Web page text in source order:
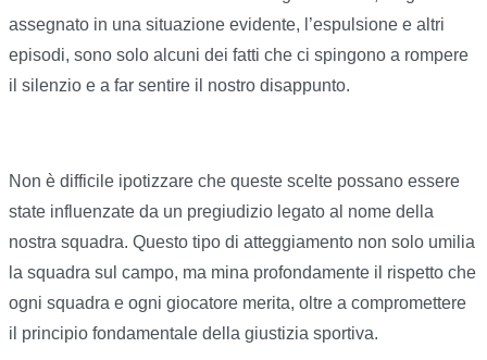
assegnato in una situazione evidente, l’espulsione e altri
episodi, sono solo alcuni dei fatti che ci spingono a rompere
il silenzio e a far sentire il nostro disappunto.
Non è difficile ipotizzare che queste scelte possano essere
state influenzate da un pregiudizio legato al nome della
nostra squadra. Questo tipo di atteggiamento non solo umilia
la squadra sul campo, ma mina profondamente il rispetto che
ogni squadra e ogni giocatore merita, oltre a compromettere
il principio fondamentale della giustizia sportiva.